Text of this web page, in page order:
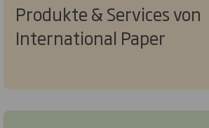
Produkte & Services von
International Paper